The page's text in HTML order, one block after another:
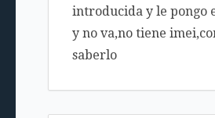
introducida y le pongo
y no va,no tiene
saberlo